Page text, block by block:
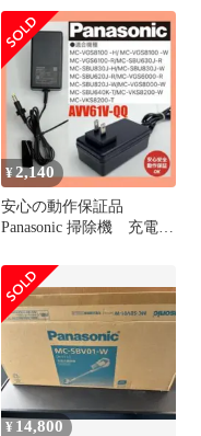
¥2,140
安心の動作保証品
Panasonic 掃除機 充電
¥ 14,800